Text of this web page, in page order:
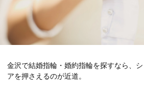
金沢で結婚指輪・婚約指輪を探すなら、
アを押さえるのが近道。